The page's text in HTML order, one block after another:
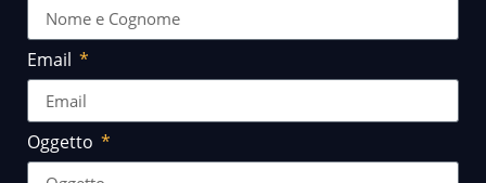
Email
Oggetto